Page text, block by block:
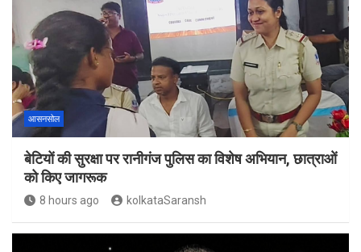
आसनसोल
बेटियों की सुरक्षा पर रानीगंज पुलिस का विशेष अभियान, छात्राओं
को किए जागरूक
8 hours ago kolkataSaransh